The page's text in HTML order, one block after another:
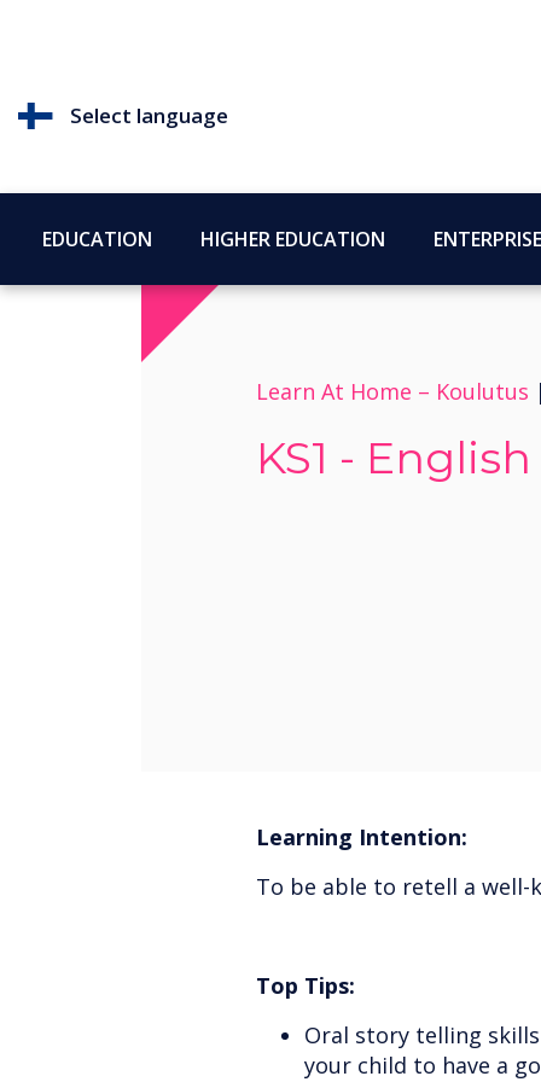
Select language
EDUCATION HIGHER EDUCATION ENTERPRISE
Learn At Home – Koulutus |
KS1 -
Learning Intention:
To be able to retell a well-
Top Tips:
Oral story telling
your child to have a